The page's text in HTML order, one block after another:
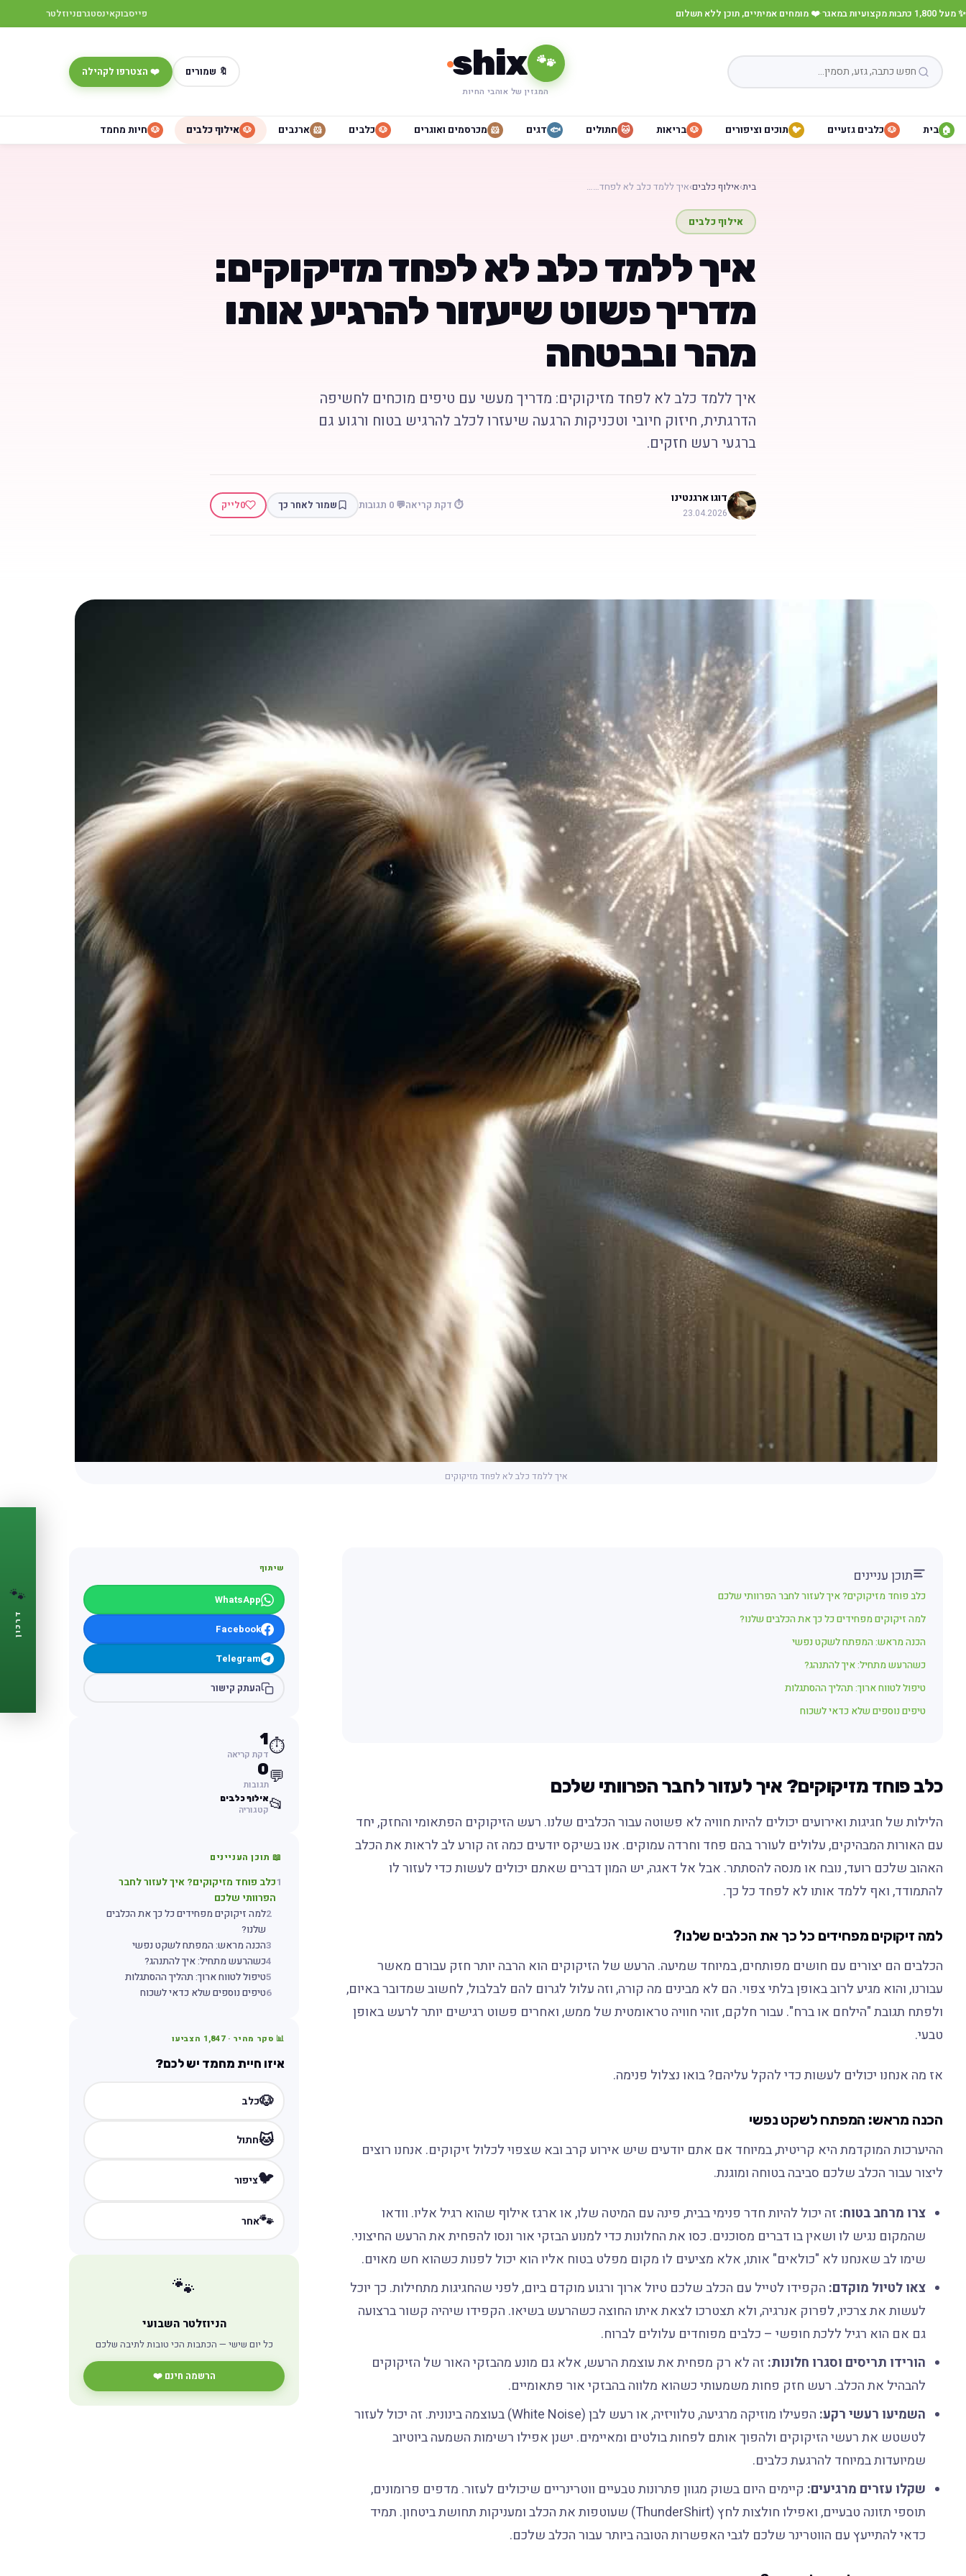
✨ מעל 1,800 כתבות מקצועיות במאגר ·❤️ מומחים אמיתיים, תוכן ללא תשלום פייסבוקאינסטגרםניוזלטר
🐾
shix
המגזין של אוהבי החיות
🔖 שמורים ❤️ הצטרפו לקהילה
🏠 בית 🐶 כלבים גזעיים 🐦 תוכים וציפורים 🐶 בריאות 🐱 חתולים 🐟 דגים 🐹 מכרסמים ואוגרים 🐶 כלבים 🐹 ארנבים 🐶 אילוף כלבים 🐶 חיות מחמד
בית›אילוף כלבים›איך ללמד כלב לא לפחד……
אילוף כלבים
איך ללמד כלב לא לפחד מזיקוקים:
מדריך פשוט שיעזור להרגיע אותו
מהר ובבטחה
איך ללמד כלב לא לפחד מזיקוקים: מדריך מעשי עם טיפים מוכחים לחשיפה
הדרגתית, חיזוק חיובי וטכניקות הרגעה שיעזרו לכלב להרגיש בטוח ורגוע גם
ברגעי רעש חזקים.
דוגו ארגנטינו
23.04.2026
⏱️ דקת קריאה💬 0 תגובות שמור לאחר כך 0לייק
איך ללמד כלב לא לפחד מזיקוקים
תוכן עניינים
כלב פוחד מזיקוקים? איך לעזור לחבר הפרוותי שלכם
למה זיקוקים מפחידים כל כך את הכלבים שלנו?
הכנה מראש: המפתח לשקט נפשי
כשהרעש מתחיל: איך להתנהג?
טיפול לטווח ארוך: תהליך ההסתגלות
טיפים נוספים שלא כדאי לשכוח
כלב פוחד מזיקוקים? איך לעזור לחבר הפרוותי שלכם
הלילות של חגיגות ואירועים יכולים להיות חוויה לא פשוטה עבור הכלבים שלנו. רעש הזיקוקים הפתאומי והחזק, יחד
עם האורות המבהיקים, עלולים לעורר בהם פחד וחרדה עמוקים. אנו בשיקס יודעים כמה זה קורע לב לראות את הכלב
האהוב שלכם רועד, נובח או מנסה להסתתר. אבל אל דאגה, יש המון דברים שאתם יכולים לעשות כדי לעזור לו
להתמודד, ואף ללמד אותו לא לפחד כל כך.
למה זיקוקים מפחידים כל כך את הכלבים שלנו?
הכלבים הם יצורים עם חושים מפותחים, במיוחד שמיעה. הרעש של הזיקוקים הוא הרבה יותר חזק עבורם מאשר
עבורנו, והוא מגיע לרוב באופן בלתי צפוי. הם לא מבינים מה קורה, וזה עלול לגרום להם לבלבול, לחשוב שמדובר באיום,
ולפתח תגובת "הילחם או ברח". עבור חלקם, זוהי חוויה טראומטית של ממש, ואחרים פשוט רגישים יותר לרעש באופן
טבעי.
אז מה אנחנו יכולים לעשות כדי להקל עליהם? בואו נצלול פנימה.
הכנה מראש: המפתח לשקט נפשי
ההיערכות המוקדמת היא קריטית, במיוחד אם אתם יודעים שיש אירוע קרב ובא שצפוי לכלול זיקוקים. אנחנו רוצים
ליצור עבור הכלב שלכם סביבה בטוחה ומוגנת.
צרו מרחב בטוח: זה יכול להיות חדר פנימי בבית, פינה עם המיטה שלו, או ארגז אילוף שהוא רגיל אליו. וודאו
שהמקום נגיש לו ושאין בו דברים מסוכנים. כסו את החלונות כדי למנוע הבזקי אור ונסו להפחית את הרעש החיצוני.
שימו לב שאנחנו לא "כולאים" אותו, אלא מציעים לו מקום מפלט בטוח אליו הוא יכול לפנות כשהוא חש מאוים.
צאו לטיול מוקדם: הקפידו לטייל עם הכלב שלכם טיול ארוך ורגוע מוקדם ביום, לפני שהחגיגות מתחילות. כך יוכל
לעשות את צרכיו, לפרוק אנרגיה, ולא תצטרכו לצאת איתו החוצה כשהרעש בשיאו. הקפידו שיהיה קשור ברצועה
גם אם הוא רגיל ללכת חופשי – כלבים מפוחדים עלולים לברוח.
הורידו תריסים וסגרו חלונות: זה לא רק מפחית את עוצמת הרעש, אלא גם מונע מהבזקי האור של הזיקוקים
להבהיל את הכלב. רעש חזק פחות משמעותי כשהוא מלווה בהבזקי אור פתאומיים.
השמיעו רעשי רקע:
הפעילו מוזיקה מרגיעה, טלוויזיה, או רעש לבן (White Noise) בעוצמה בינונית. זה יכול לעזור
לטשטש את רעשי הזיקוקים ולהפוך אותם לפחות בולטים ומאיימים. ישנן אפילו רשימות השמעה ביוטיוב
שמיועדות במיוחד להרגעת כלבים.
שקלו עזרים מרגיעים: קיימים היום בשוק מגוון פתרונות טבעיים ווטרינריים שיכולים לעזור. מדפים פרומונים,
תוספי תזונה טבעיים, ואפילו חולצות לחץ (ThunderShirt) שעוטפות את הכלב ומעניקות תחושת ביטחון. תמיד
כדאי להתייעץ עם הווטרינר שלכם לגבי האפשרות הטובה ביותר עבור הכלב שלכם.
שיתוף
WhatsApp
Facebook
Telegram
העתק קישור
⏱️
1
דקת קריאה
💬
0
תגובות
📂אילוף כלבים
קטגוריה
📖 תוכן העניינים
1כלב פוחד מזיקוקים? איך לעזור לחבר
הפרוותי שלכם
2למה זיקוקים מפחידים כל כך את הכלבים
שלנו?
3הכנה מראש: המפתח לשקט נפשי
4כשהרעש מתחיל: איך להתנהג?
5טיפול לטווח ארוך: תהליך ההסתגלות
6טיפים נוספים שלא כדאי לשכוח
📊 סקר מהיר ·1,847 הצביעו
איזו חיית מחמד יש לכם?
🐶כלב
🐱חתול
🐦ציפור
🐾אחר
🐾
הניוזלטר השבועי
כל יום שישי — הכתבות הכי טובות לתיבה שלכם
הרשמה חינם ❤️
🐾
דרכון
📋